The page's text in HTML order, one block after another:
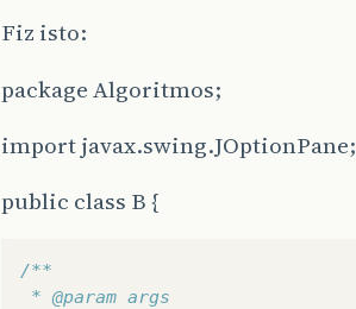
Fiz isto:
package Algoritmos;
import javax.swing.JOptionPane;
public class B {
/**
* @param args